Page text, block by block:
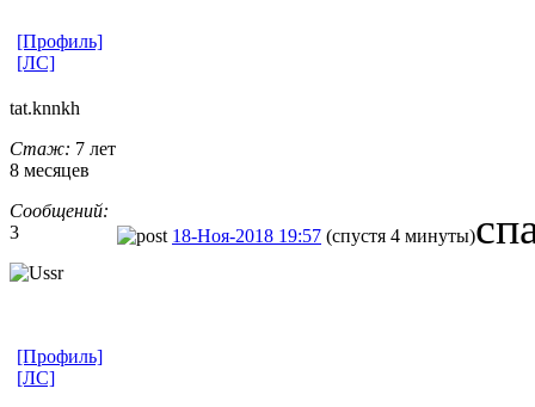
[Профиль]
[ЛС]
tat.knnkh
Стаж: 7 лет
8 месяцев
Сообщений:
3
18-Ноя-2018 19:57 (спустя 4 минуты)
[Профиль]
[ЛС]